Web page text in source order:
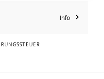
Info